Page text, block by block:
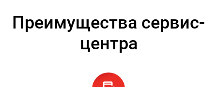
Преимущества сервис-
центра